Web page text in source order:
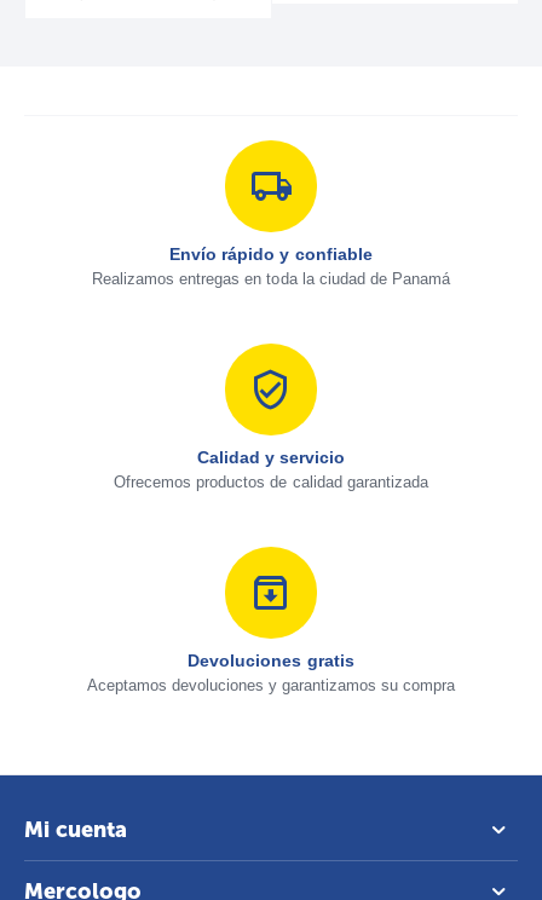
Envío rápido y confiable
Realizamos entregas en toda la ciudad de Panamá
Calidad y servicio
Ofrecemos productos de calidad garantizada
Devoluciones gratis
Aceptamos devoluciones y garantizamos su compra
Mi cuenta
Mercologo